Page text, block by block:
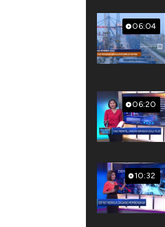
06:04
06:20
10:32